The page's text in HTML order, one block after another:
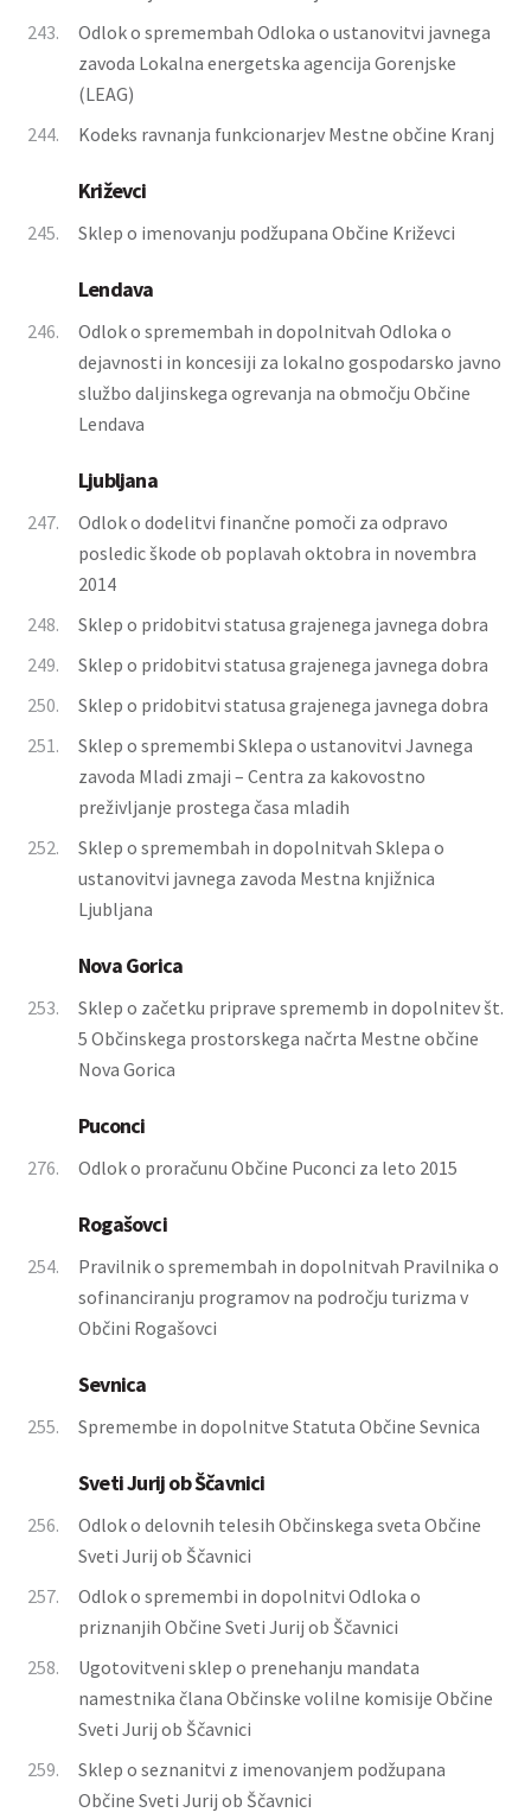
243.
Odlok o spremembah Odloka o ustanovitvi javnega
zavoda Lokalna energetska agencija Gorenjske
(LEAG)
244.
Kodeks ravnanja funkcionarjev Mestne občine Kranj
Križevci
245. Sklep o imenovanju podžupana Občine Križevci
Lendava
246.
Odlok o spremembah in dopolnitvah Odloka o
dejavnosti in koncesiji za lokalno gospodarsko javno
službo daljinskega ogrevanja na območju Občine
Lendava
Ljubljana
247.
Odlok o dodelitvi finančne pomoči za odpravo
posledic škode ob poplavah oktobra in novembra
2014
248.
Sklep o pridobitvi statusa grajenega javnega dobra
249.
Sklep o pridobitvi statusa grajenega javnega dobra
250.
Sklep o pridobitvi statusa grajenega javnega dobra
251.
Sklep o spremembi Sklepa o ustanovitvi Javnega
zavoda Mladi zmaji – Centra za kakovostno
preživljanje prostega časa mladih
252.
Sklep o spremembah in dopolnitvah Sklepa o
ustanovitvi javnega zavoda Mestna knjižnica
Ljubljana
Nova Gorica
253.
Sklep o začetku priprave sprememb in dopolnitev št.
5 Občinskega prostorskega načrta Mestne občine
Nova Gorica
Puconci
276. Odlok o proračunu Občine Puconci za leto 2015
Rogašovci
254.
Pravilnik o spremembah in dopolnitvah Pravilnika o
sofinanciranju programov na področju turizma v
Občini Rogašovci
Sevnica
255. Spremembe in dopolnitve Statuta Občine Sevnica
Sveti Jurij ob Ščavnici
256.
Odlok o delovnih telesih Občinskega sveta Občine
Sveti Jurij ob Ščavnici
257.
Odlok o spremembi in dopolnitvi Odloka o
priznanjih Občine Sveti Jurij ob Ščavnici
258.
Ugotovitveni sklep o prenehanju mandata
namestnika člana Občinske volilne komisije Občine
Sveti Jurij ob Ščavnici
259.
Sklep o seznanitvi z imenovanjem podžupana
Občine Sveti Jurij ob Ščavnici